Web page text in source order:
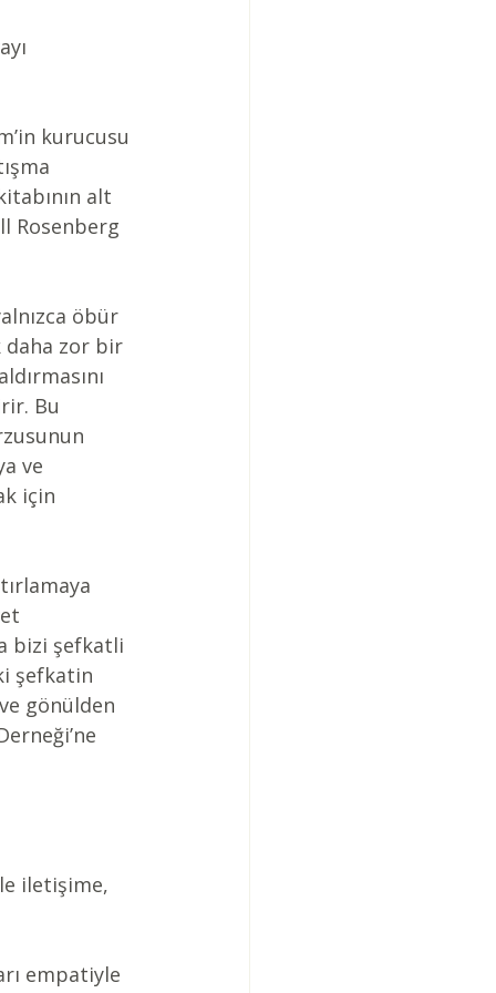
kurucusu
alt
Rosenberg
öbür
daha zor bir
Bu
ve
için
bizi şefkatli
şefkatin
gönülden
iletişime,
empatiyle